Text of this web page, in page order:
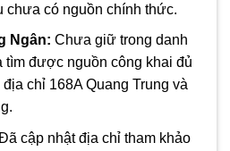
chưa có nguồn chính thức.
Ngân: Chưa giữ trong danh
tìm được nguồn công khai đủ
chỉ 168A Quang Trung và
cập nhật địa chỉ tham khảo